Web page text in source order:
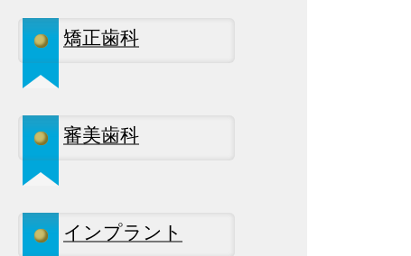
矯正歯科
審美歯科
インプラント